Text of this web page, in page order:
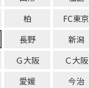
柏 FC東京
長野 新潟
Ｇ大阪 Ｃ大阪
愛媛 今治